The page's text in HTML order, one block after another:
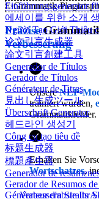
Einführungsgenerator
에세이를 위한 소개 생
Người Tạo Giới Thiệu
论文引言生成器
論文引言創建工具
Generador de Títulos
Gerador de Títulos
Générateur de Titres
見出し生成ツール
Überschrift Generator
헤드라인 생성기
Công cụ tạo tiêu đề
标题生成器
標題產生器
Generador de
Gerador de Resumos
Générateur d'abstraits
✨Grammatik-
Präzise
Verbesserung
UnsereNLP-
trainiert wurden,
Grammatikfehler.
Erhalten Sie
Wortschatzes,
Verbessern Sie Ihr